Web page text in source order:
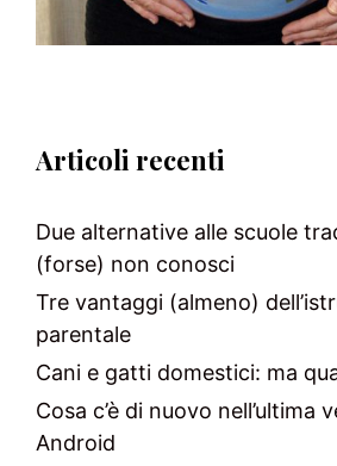
Articoli recenti
Due alternative alle scuole
(forse) non conosci
Tre vantaggi (almeno)
parentale
Cani e gatti domestici: ma
Cosa c’è di nuovo nell’ultima
Android